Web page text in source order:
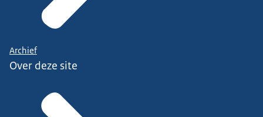
Archief
Over deze site